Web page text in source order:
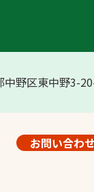
野区東中野3-
お問い合わせ